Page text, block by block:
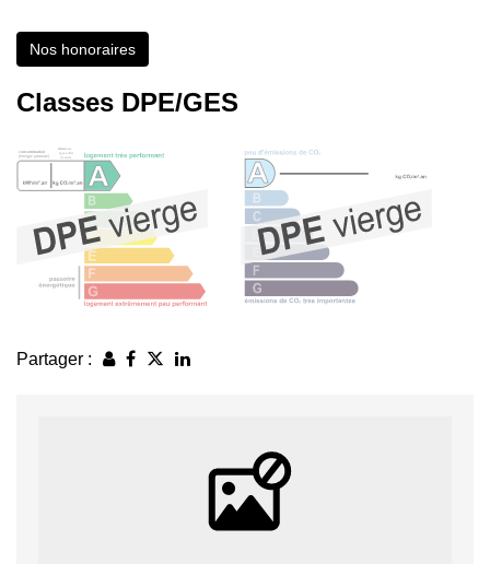
Nos honoraires
Classes DPE/GES
Partager :